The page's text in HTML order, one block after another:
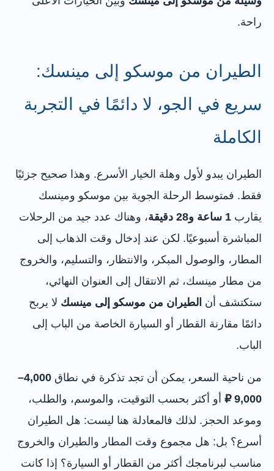
راحة.
الطيران من موسكو إلى مينسك:
سريع في الجو، لا دائمًا في التجربة
الكاملة
الطيران يبدو لأول وهلة الخيار الأسرع. وهذا صحيح جزئيًا
فقط. فمتوسط الرحلة الجوية بين موسكو ومينسك
يقارب 1 ساعة و28 دقيقة
، وهناك عدد جيد من الرحلات
المباشرة أسبوعيًا. لكن عند إدخال وقت الذهاب إلى
المطار، والوصول المبكر، والانتظار، والتسليم، والخروج
من مطار مينسك، ثم الانتقال إلى العنوان النهائي،
ستكتشف أن الطيران من موسكو إلى مينسك لا يربح
دائمًا مقارنة القطار أو السيارة الخاصة من الباب إلى
الباب.
من ناحية السعر، يمكن أن تجد تذكرة في نطاق
4,000–
9,000 ₽
أو أكثر بحسب التوقيت، والموسم، والطلب،
وموعد الحجز. لذلك فالمعادلة هنا ليست: هل الطيران
أسرع؟ بل: هل مجموع وقت المطار والطيران والخروج
مناسب لبرنامجك أكثر من القطار أو السيارة؟ إذا كانت